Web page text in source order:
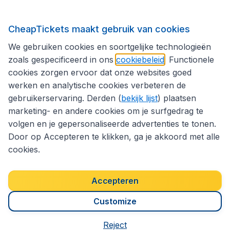
Volg CheapTickets.be
Privacybeleid
Copyright © 2026
CheapTickets maakt gebruik van cookies
We gebruiken cookies en soortgelijke technologieën
zoals gespecificeerd in ons cookiebeleid . Functionele
cookies zorgen ervoor dat onze websites goed
werken en analytische cookies verbeteren de
gebruikerservaring. Derden (bekijk lijst) plaatsen
marketing- en andere cookies om je surfgedrag te
volgen en je gepersonaliseerde advertenties te tonen.
Door op Accepteren te klikken, ga je akkoord met alle
cookies.
Accepteren
Customize
Reject